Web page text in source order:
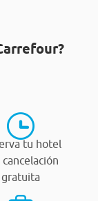
tu hotel
cancelación
gratuita